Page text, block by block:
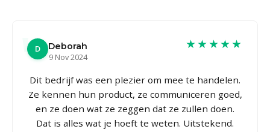
D
Deborah
9 Nov 2024
★★★★★
Dit bedrijf was een plezier om mee te handelen.
Ze kennen hun product, ze communiceren goed,
en ze doen wat ze zeggen dat ze zullen doen.
Dat is alles wat je hoeft te weten. Uitstekend.